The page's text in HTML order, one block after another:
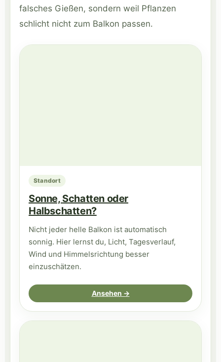
falsches Gießen, sondern weil Pflanzen
schlicht nicht zum Balkon passen.
Standort
Sonne, Schatten oder
Halbschatten?
Nicht jeder helle Balkon ist automatisch
sonnig. Hier lernst du, Licht, Tagesverlauf,
Wind und Himmelsrichtung besser
einzuschätzen.
Ansehen →